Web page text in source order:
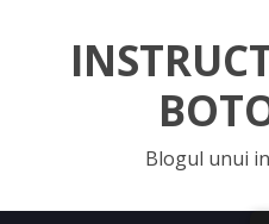
Blogul unui